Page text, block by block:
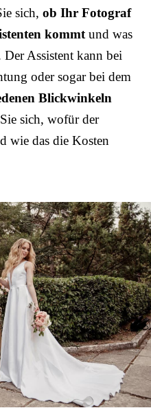
sich, ob Ihr Fotograf
kommt und was
Der Assistent kann bei
oder sogar bei dem
Blickwinkeln
sich, wofür der
wie das die Kosten